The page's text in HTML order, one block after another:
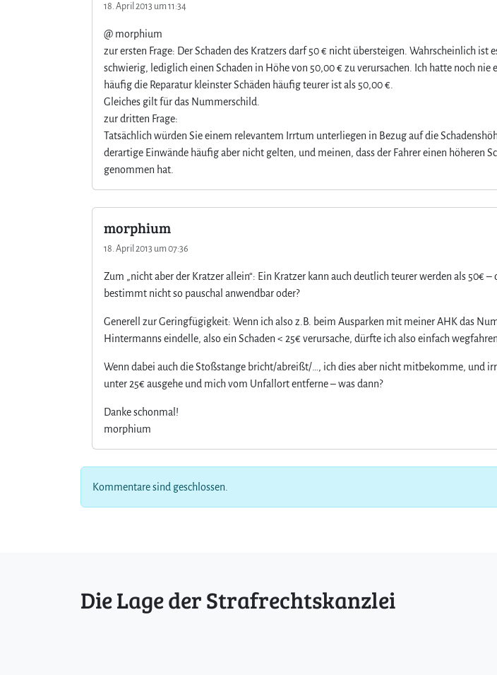
18. April 2013 um 11:34
@ morphium
zur ersten Frage: Der Schaden des Kratzers darf 50 € nicht übersteigen. Wahrscheinlich ist
schwierig, lediglich einen Schaden in Höhe von 50,00 € zu verursachen. Ich hatte noch nie
häufig die Reparatur kleinster Schäden häufig teurer ist als 50,00 €.
Gleiches gilt für das Nummerschild.
zur dritten Frage:
Tatsächlich würden Sie einem relevantem Irrtum unterliegen in Bezug auf die
derartige Einwände häufig aber nicht gelten, und meinen, dass der Fahrer einen höheren
genommen hat.
morphium
18. April 2013 um 07:36
Zum „nicht aber der Kratzer allein“: Ein Kratzer kann auch deutlich teurer werden als 50€ –
bestimmt nicht so pauschal anwendbar oder?
Generell zur Geringfügigkeit: Wenn ich also z.B. beim Ausparken mit meiner AHK das
Hintermanns eindelle, also ein Schaden < 25€ verursache, dürfte ich also einfach
Wenn dabei auch die Stoßstange bricht/abreißt/…, ich dies aber nicht mitbekomme, und
unter 25€ ausgehe und mich vom Unfallort entferne – was dann?
Danke schonmal!
morphium
Kommentare sind geschlossen.
Die Lage der Strafrechtskanzlei